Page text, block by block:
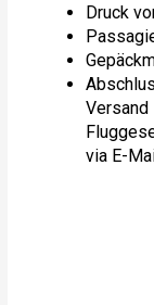
Druck
via E-